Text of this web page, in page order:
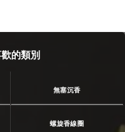
的類別
無塞沉香
螺旋香線圈